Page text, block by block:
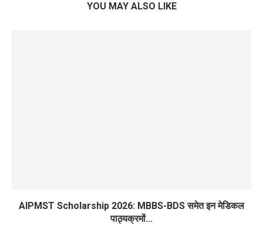
YOU MAY ALSO LIKE
AIPMST Scholarship 2026: MBBS-BDS समेत इन मेडिकल
पाठ्यक्रमों...